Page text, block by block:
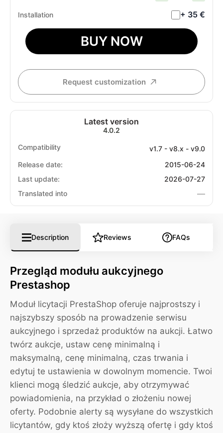
Installation + 35 €
BUY NOW
Request customization
Latest version
4.0.2
Compatibility
v1.7 - v8.x - v9.0
Release date:
2015-06-24
Last update:
2026-07-27
Translated into
—
Description Reviews FAQs
Przegląd modułu aukcyjnego
Prestashop
Moduł licytacji PrestaShop oferuje najprostszy i
najszybszy sposób na prowadzenie serwisu
aukcyjnego i sprzedaż produktów na aukcji. Łatwo
twórz aukcje, ustaw cenę minimalną i
maksymalną, cenę minimalną, czas trwania i
edytuj te ustawienia w dowolnym momencie. Twoi
klienci mogą śledzić aukcje, aby otrzymywać
powiadomienia, na przykład o złożeniu nowej
oferty. Podobnie alerty są wysyłane do wszystkich
licytantów, gdy ktoś złoży wyższą ofertę i gdy ktoś